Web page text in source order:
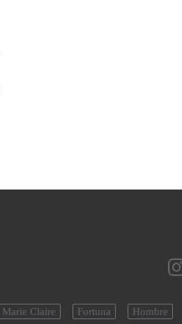
Marie Claire Fortuna Hombre